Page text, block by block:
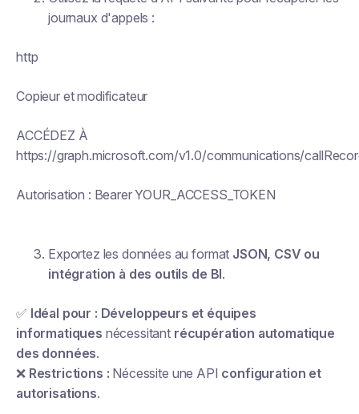
journaux d'appels :
http
Copieur et modificateur
ACCÉDEZ À
https://graph.microsoft.com/v1.0/communications/
Autorisation : Bearer YOUR_ACCESS_TOKEN
Exportez les données au format JSON, CSV ou
intégration à des outils de BI.
✅ Idéal pour : Développeurs et équipes
informatiques nécessitant récupération automatique
des données.
❌ Restrictions : Nécessite une API configuration et
autorisations.